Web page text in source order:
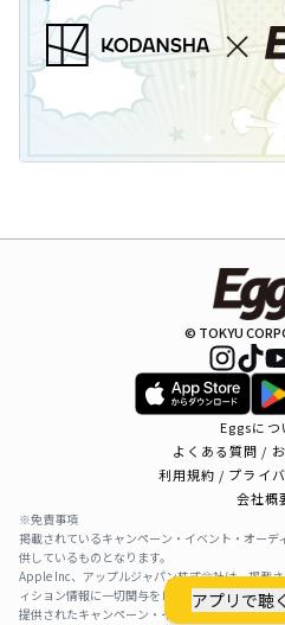
アプリで聴く
© TOKYU
Eggsにつ
よくある質問 /
利用規約 / プライ
会社概
※免責事項
掲載されているキャンペーン・イベント・オーデ
供しているものとなります。
Apple Inc、アップルジャパン株式会社は、掲載
ィション情報に一切関与をしておりません。
提供されたキャンペーン・イベント・オーディ